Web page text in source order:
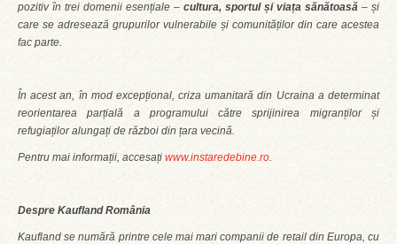
pozitiv în trei domenii esențiale – cultura, sportul și viața sănătoasă – și
care se adresează grupurilor vulnerabile și comunităților din care acestea
fac parte.
În acest an, în mod excepțional, criza umanitară din Ucraina a determinat
reorientarea parțială a programului către sprijinirea migranților și
refugiaților alungați de război din țara vecină.
Pentru mai informații, accesați www.instaredebine.ro.
Despre Kaufland România
Kaufland se numără printre cele mai mari companii de retail din Europa, cu